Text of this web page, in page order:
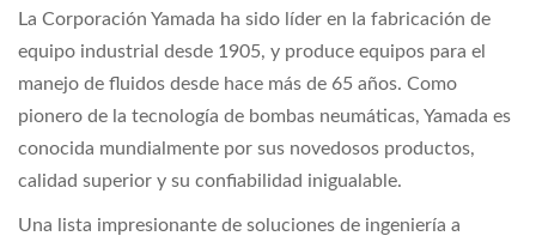
La Corporación Yamada ha sido líder en la fabricación de
equipo industrial desde 1905, y produce equipos para el
manejo de fluidos desde hace más de 65 años. Como
pionero de la tecnología de bombas neumáticas, Yamada es
conocida mundialmente por sus novedosos productos,
calidad superior y su confiabilidad inigualable.
Una lista impresionante de soluciones de ingeniería a